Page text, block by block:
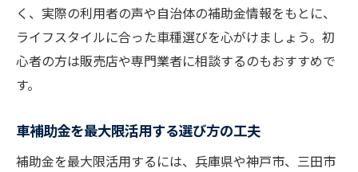
く、実際の利用者の声や自治体の補助金情報をもとに、
ライフスタイルに合った車種選びを心がけましょう。初
心者の方は販売店や専門業者に相談するのもおすすめで
す。
車補助金を最大限活用する選び方の工夫
補助金を最大限活用するには、兵庫県や神戸市、三田市